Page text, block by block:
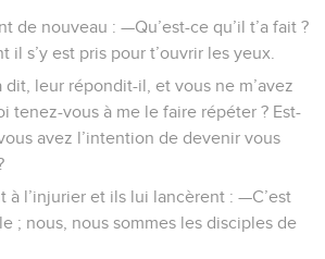
de nouveau : —Qu’est-ce qu’il t’a fait ?
il s’y est pris pour t’ouvrir les yeux.
dit, leur répondit-il, et vous ne m’avez
tenez-vous à me le faire répéter ? Est-
avez l’intention de devenir vous
à l’injurier et ils lui lancèrent : —C’est
; nous, nous sommes les disciples de